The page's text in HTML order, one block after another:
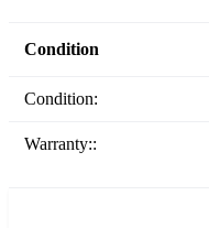
Condition
Condition:
Warranty::